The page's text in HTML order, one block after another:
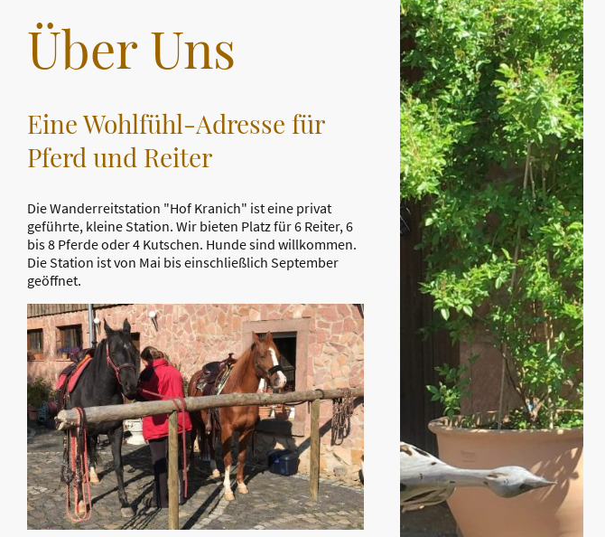
Über Uns
Eine Wohlfühl-Adresse für
Pferd und Reiter
Die Wanderreitstation "Hof Kranich" ist eine privat
geführte, kleine Station. Wir bieten Platz für 6 Reiter, 6
bis 8 Pferde oder 4 Kutschen. Hunde sind willkommen.
Die Station ist von Mai bis einschließlich September
geöffnet.